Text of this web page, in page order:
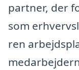
partner, der
som
ren